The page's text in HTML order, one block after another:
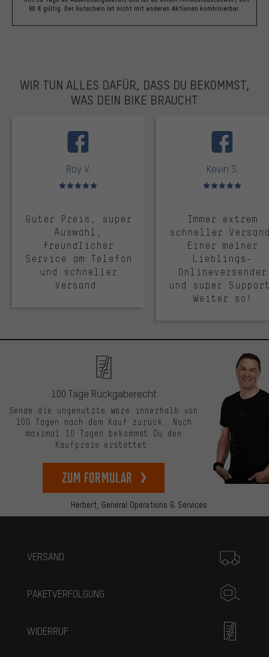
60 € gültig. Der Gutschein ist nicht mit anderen Aktionen kombinierbar.
WIR TUN ALLES DAFÜR, DASS DU BEKOMMST,
WAS DEIN BIKE BRAUCHT
Roy V.
Bewertungen: 5 von 5
Guter Preis, super
Auswahl,
freundlicher
Service am Telefon
und schneller
Versand.
Kevin S.
Bewertungen: 5 von 5
Immer extrem
schneller
Einer meiner
Lieblings-
Onlineversender
und super
Weiter so!
Herbert, General Operations & Services
100 Tage Rückgaberecht
Sende die ungenutzte Ware innerhalb von
100 Tagen nach dem Kauf zurück. Nach
maximal 10 Tagen bekommst Du den
Kaufpreis erstattet.
zum Formular
VERSAND
PAKETVERFOLGUNG
WIDERRUF